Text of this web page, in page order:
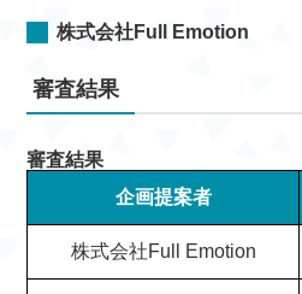
株式会社Full Emotion
審査結果
審査結果
企画提案者
株式会社Full Emotion